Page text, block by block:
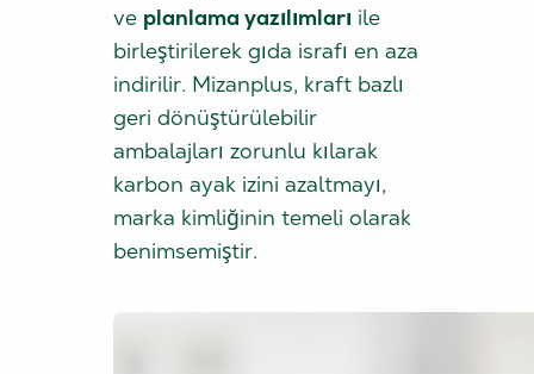
ve planlama yazılımları ile
birleştirilerek gıda israfı en aza
indirilir. Mizanplus, kraft bazlı
geri dönüştürülebilir
ambalajları zorunlu kılarak
karbon ayak izini azaltmayı,
marka kimliğinin temeli olarak
benimsemiştir.